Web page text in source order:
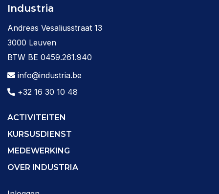
Industria
Andreas Vesaliusstraat 13
3000 Leuven
BTW BE 0459.261.940
info@industria.be
+32 16 30 10 48
ACTIVITEITEN
KURSUSDIENST
MEDEWERKING
OVER INDUSTRIA